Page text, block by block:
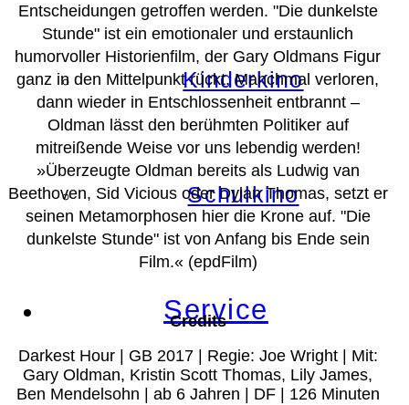
Kinderkino
Schulkino
Service
Entscheidungen getroffen werden. "Die dunkelste
Stunde" ist ein emotionaler und erstaunlich
humorvoller Historienfilm, der Gary Oldmans Figur
ganz in den Mittelpunkt rückt. Manchmal verloren,
dann wieder in Entschlossenheit entbrannt –
Oldman lässt den berühmten Politiker auf
mitreißende Weise vor uns lebendig werden!
»Überzeugte Oldman bereits als Ludwig van
Beethoven, Sid Vicious oder Dylan Thomas, setzt er
seinen Metamorphosen hier die Krone auf. "Die
dunkelste Stunde" ist von Anfang bis Ende sein
Film.« (epdFilm)
Credits
Darkest Hour | GB 2017 | Regie: Joe Wright | Mit:
Gary Oldman, Kristin Scott Thomas, Lily James,
Ben Mendelsohn | ab 6 Jahren | DF | 126 Minuten